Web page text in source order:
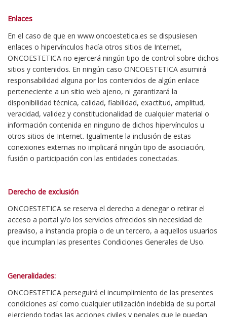
Enlaces
En el caso de que en www.oncoestetica.es se dispusiesen
enlaces o hipervínculos hacía otros sitios de Internet,
ONCOESTETICA no ejercerá ningún tipo de control sobre dichos
sitios y contenidos. En ningún caso ONCOESTETICA asumirá
responsabilidad alguna por los contenidos de algún enlace
perteneciente a un sitio web ajeno, ni garantizará la
disponibilidad técnica, calidad, fiabilidad, exactitud, amplitud,
veracidad, validez y constitucionalidad de cualquier material o
información contenida en ninguno de dichos hipervínculos u
otros sitios de Internet. Igualmente la inclusión de estas
conexiones externas no implicará ningún tipo de asociación,
fusión o participación con las entidades conectadas.
Derecho de exclusión
ONCOESTETICA se reserva el derecho a denegar o retirar el
acceso a portal y/o los servicios ofrecidos sin necesidad de
preaviso, a instancia propia o de un tercero, a aquellos usuarios
que incumplan las presentes Condiciones Generales de Uso.
Generalidades:
ONCOESTETICA perseguirá el incumplimiento de las presentes
condiciones así como cualquier utilización indebida de su portal
ejerciendo todas las acciones civiles y penales que le puedan